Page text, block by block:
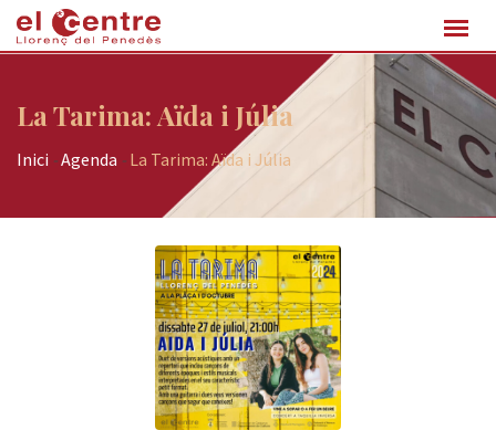
La Tarima: Aïda i Júlia
Inici -Agenda - La Tarima: Aïda i Júlia